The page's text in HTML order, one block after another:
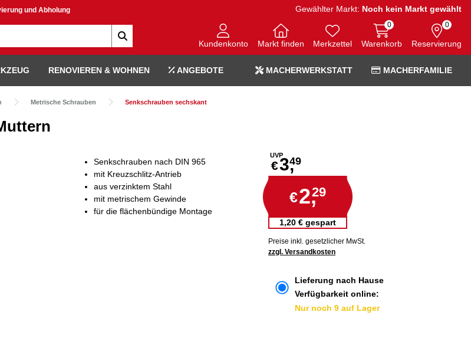
und Abholung Gewählter Markt: Noch kein Markt gewählt
Kundenkonto Markt finden Merkzettel Warenkorb
0
Reservierung
0
RENOVIEREN & WOHNEN ANGEBOTE MACHERWERKSTATT MACHERFAMILIE
Metrische Schrauben Senkschrauben sechskant
UVP
€3,49
€2,29
1,20 € gespart
Preise inkl. gesetzlicher MwSt.
zzgl. Versandkosten
Senkschrauben nach DIN 965
mit Kreuzschlitz-Antrieb
aus verzinktem Stahl
mit metrischem Gewinde
für die flächenbündige Montage
Lieferung nach Hause
Verfügbarkeit online:
Nur noch 9 auf Lager